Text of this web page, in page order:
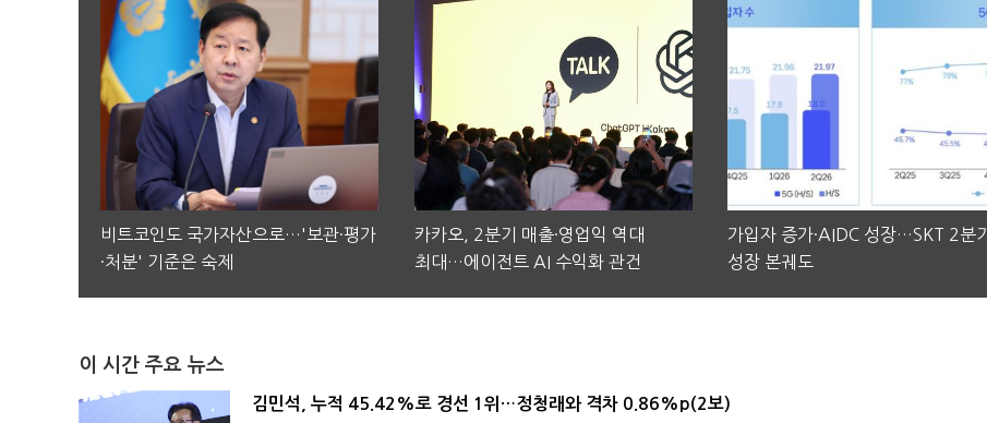
비트코인도 국가자산으로…'보관·평가
·처분' 기준은 숙제
카카오, 2분기 매출·영업익 역대
최대…에이전트 AI 수익화 관건
가입자 증가·AIDC 성장…SKT 2분기
성장 본궤도
이 시간 주요 뉴스
김민석, 누적 45.42%로 경선 1위…정청래와 격차 0.86%p(2보)